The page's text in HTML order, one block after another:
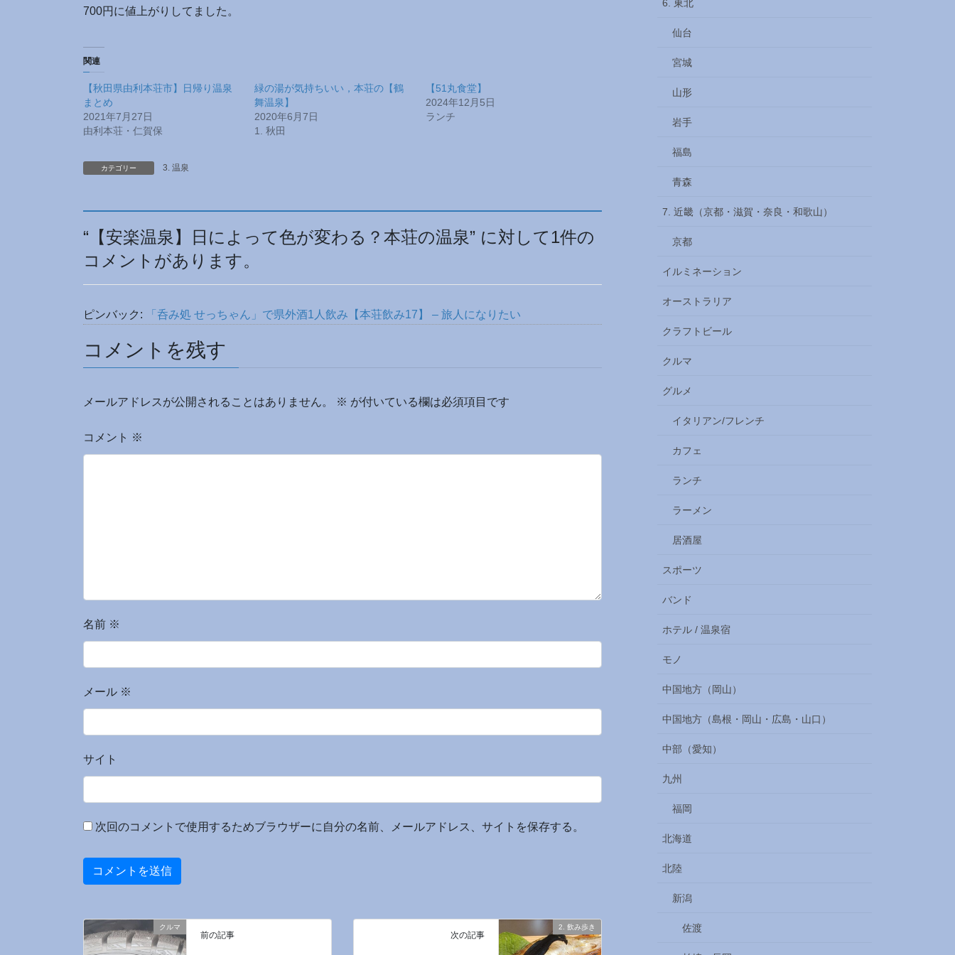
700円に値上がりしてました。
関連
【秋田県由利本荘市】日帰り温泉
まとめ
2021年7月27日
由利本荘・仁賀保
緑の湯が気持ちいい，本荘の【鶴
舞温泉】
2020年6月7日
1. 秋田
【51丸食堂】
2024年12月5日
ランチ
カテゴリー 3. 温泉
“ 【安楽温泉】日によって色が変わる？本荘の温泉” に対して1件の
コメントがあります。
ピンバック: 「呑み処 せっちゃん」で県外酒1人飲み【本荘飲み17】 – 旅人になりたい
コメントを残す
メールアドレスが公開されることはありません。 ※ が付いている欄は必須項目です
コメント ※
名前 ※
メール ※
サイト
次回のコメントで使用するためブラウザーに自分の名前、メールアドレス、サイトを保存する。
クルマ
前の記事
2. 飲み歩き
次の記事
6. 東北
仙台
宮城
山形
岩手
福島
青森
7. 近畿（京都・滋賀・奈良・和歌山）
京都
イルミネーション
オーストラリア
クラフトビール
クルマ
グルメ
イタリアン/フレンチ
カフェ
ランチ
ラーメン
居酒屋
スポーツ
バンド
ホテル / 温泉宿
モノ
中国地方（岡山）
中国地方（島根・岡山・広島・山口）
中部（愛知）
九州
福岡
北海道
北陸
新潟
佐渡